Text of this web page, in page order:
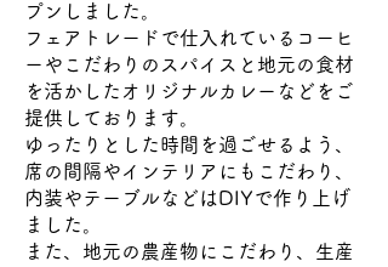
プンしました。
フェアトレードで仕入れているコーヒ
ーやこだわりのスパイスと地元の食材
を活かしたオリジナルカレーなどをご
提供しております。
ゆったりとした時間を過ごせるよう、
席の間隔やインテリアにもこだわり、
内装やテーブルなどはDIYで作り上げ
ました。
また、地元の農産物にこだわり、生産